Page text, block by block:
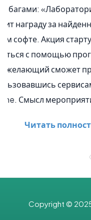
Открытие первого
веке,
там начнут свое
форума, а
специалистов,
программного
в сорока
Copyright ©